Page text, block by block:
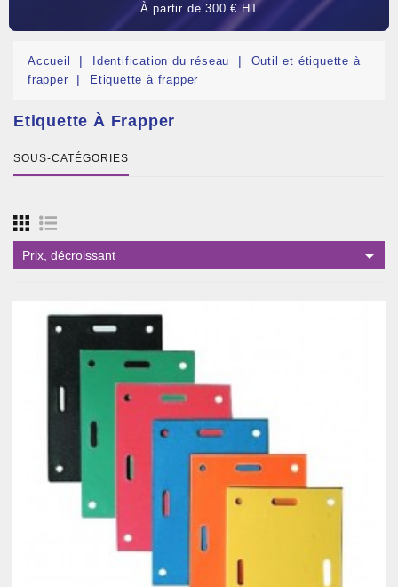
À partir de 300 € HT
Accueil Identification du réseau
Outil et étiquette à
frapper
Etiquette à frapper
Etiquette À Frapper
SOUS-CATÉGORIES
Prix, décroissant 